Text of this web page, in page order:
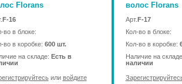
Florans
F-16
во в блоке:
во в коробке: 600 шт.
на складе: Есть в
или войдите
волос Florans
Арт.F-17
Кол-во в блоке:
Кол-во в коробке:
Наличие на
наличии